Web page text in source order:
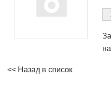
<< Назад в список